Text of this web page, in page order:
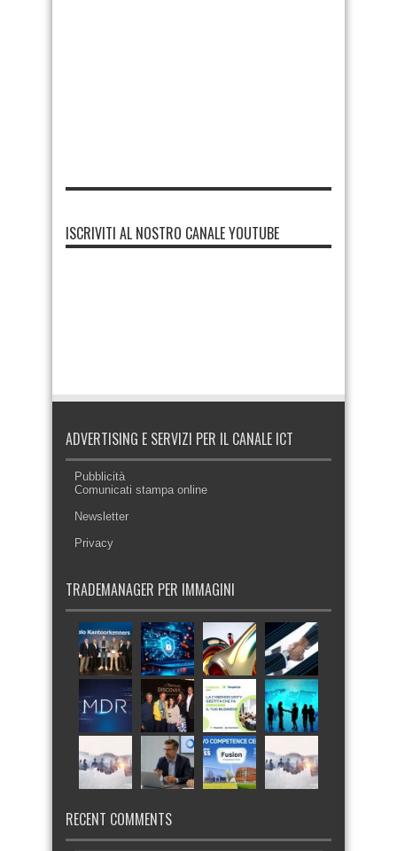
ISCRIVITI AL NOSTRO CANALE YOUTUBE
ADVERTISING E SERVIZI PER IL CANALE ICT
Pubblicità
Comunicati stampa online
Newsletter
Privacy
TRADEMANAGER PER IMMAGINI
RECENT COMMENTS